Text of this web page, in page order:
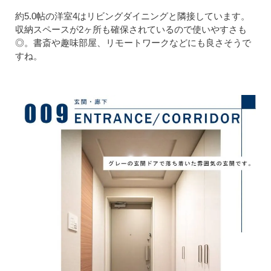
約5.0帖の洋室4はリビングダイニングと隣接しています。
収納スペースが2ヶ所も確保されているので使いやすさも
◎。書斎や趣味部屋、リモートワークなどにも良さそうで
すね。